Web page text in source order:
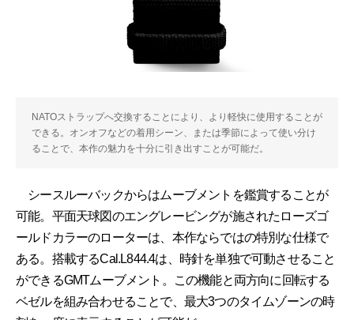
NATOストラップへ交換することにより、より軽快に使用することが
できる。オンオフなどの着用シーン、または季節によって使い分け
ることで、本作の魅力を十分に引き出すことが可能だ。
シースルーバックからはムーブメントを鑑賞することが
可能。平面天球図のエングレービングが施されたローズゴ
ールドカラーのローターは、本作ならではの特別な仕様で
ある。搭載するCal.L844.4は、時針を単独で可動させること
ができるGMTムーブメント。この機能と両方向に回転する
ベゼルを組み合わせることで、最大3つのタイムゾーンの時